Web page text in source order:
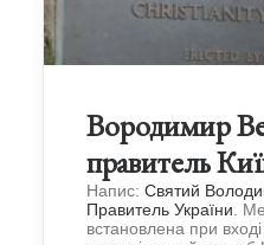
Вородимир
правитель
Напис: Святий
Правитель України .
встановлена при